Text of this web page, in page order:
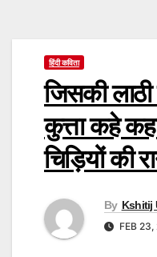
हिंदी कविता
जिसकी
कुत्ता कहे
चिड़ियों की
By Kshitij
FEB 23,